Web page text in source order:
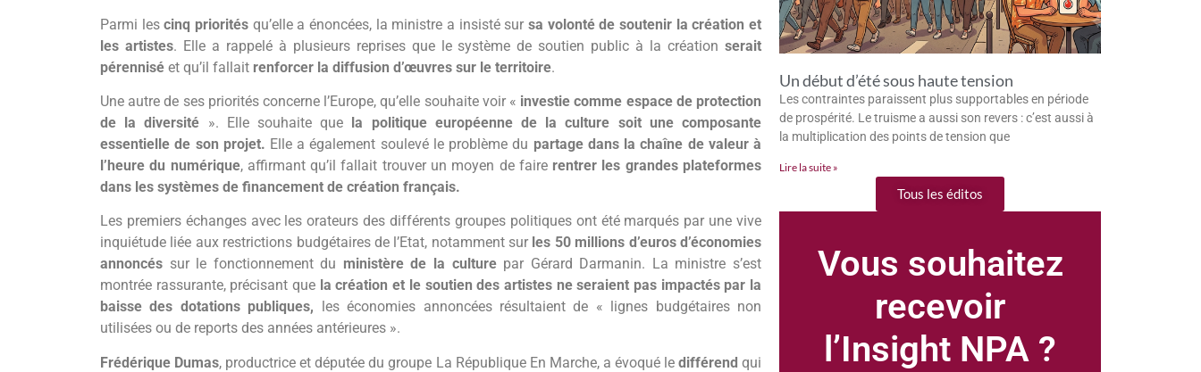
Un début d’été sous haute tension
Les contraintes paraissent plus supportables en période
de prospérité. Le truisme a aussi son revers : c’est aussi à
la multiplication des points de tension que
Lire la suite »
Tous les éditos
Vous souhaitez
recevoir
l’Insight NPA ?
Parmi lescinq priorités qu’elle a énoncées, la ministre a insisté sursa volonté de soutenir la création et
les artistes. Elle a rappelé à plusieurs reprises que le système de soutien public à la créationserait
pérennisé et qu’il fallait renforcer la diffusion d’œuvres sur le territoire.
Une autre de ses priorités concerne l’Europe, qu’elle souhaite voir « investie comme espace de protection
de la diversité ». Elle souhaite que la politique européenne de la culture soit une composante
essentielle de son projet. Elle a également soulevé le problème du partage dans la chaîne de valeur à
l’heure du numérique, affirmant qu’il fallait trouver un moyen de faire rentrer les grandes plateformes
dans les systèmes de financement de création français.
Les premiers échanges avec les orateurs des différents groupes politiques ont été marqués par une vive
inquiétude liée aux restrictions budgétaires de l’Etat, notamment sur les 50 millions d’euros d’économies
annoncés sur le fonctionnement du ministère de la culturepar Gérard Darmanin. La ministre s’est
montrée rassurante, précisant que la création et le soutien des artistes ne seraient pas impactés par la
baisse des dotations publiques, les économies annoncées résultaient de « lignes budgétaires non
utilisées ou de reports des années antérieures ».
Frédérique Dumas, productrice et députée du groupe La République En Marche, a évoqué le différendqui